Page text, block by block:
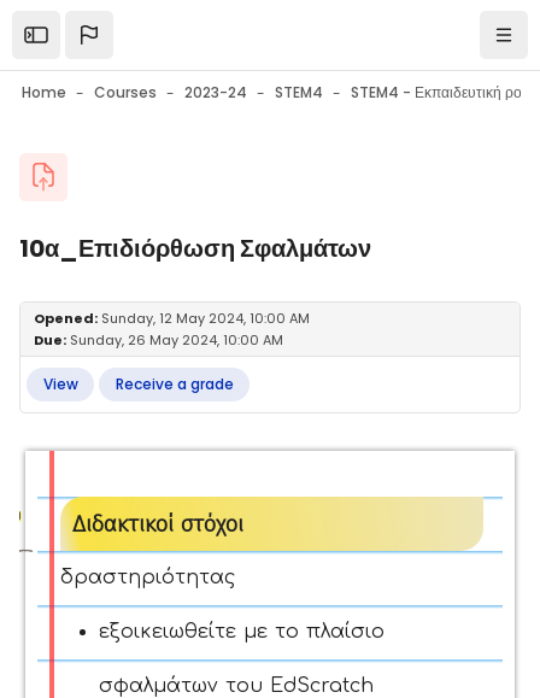
Open the sidebar
Home Courses 2023-24 STEM4
Blocks
10α_Επιδιόρθωση Σφαλμάτων
Blocks
Completion requirements
Opened: Sunday, 12 May 2024, 10:00 AM
Due: Sunday, 26 May 2024, 10:00 AM
View Receive a grade
Διδακτικοί στόχοι
δραστηριότητας
εξοικειωθείτε με το πλαίσιο
σφαλμάτων του EdScratch